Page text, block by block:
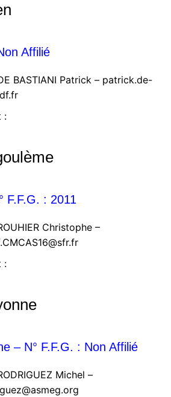
Affilié
BASTIANI Patrick – patrick.de-
:
F.F.G. : 2011
Christophe –
:
– N° F.F.G. : Non Affilié
Michel –